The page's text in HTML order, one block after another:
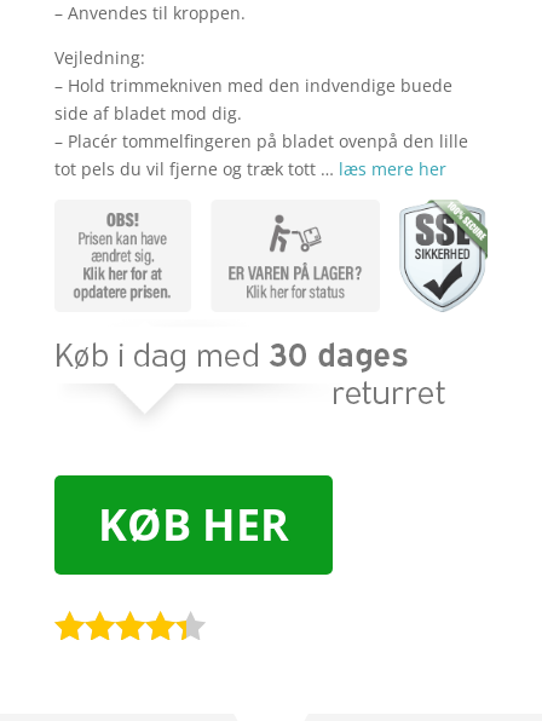
– Anvendes til kroppen.
Vejledning:
– Hold trimmekniven med den indvendige buede
side af bladet mod dig.
– Placér tommelfingeren på bladet ovenpå den lille
tot pels du vil fjerne og træk tott … læs mere her
KØB HER